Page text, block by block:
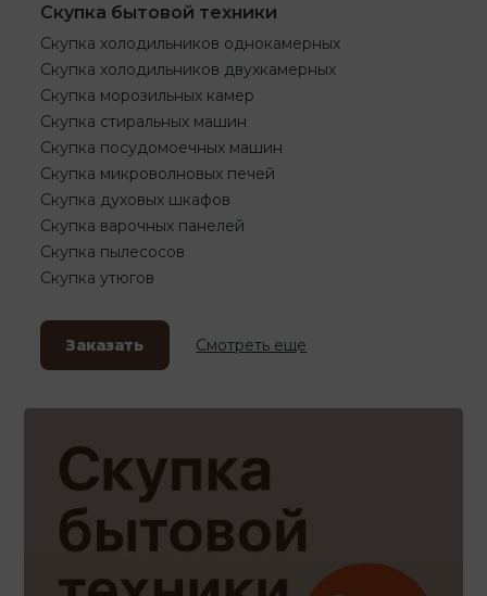
Скупка бытовой техники
Скупка холодильников однокамерных
Скупка холодильников двухкамерных
Скупка морозильных камер
Скупка стиральных машин
Скупка посудомоечных машин
Скупка микроволновых печей
Скупка духовых шкафов
Скупка варочных панелей
Скупка пылесосов
Скупка утюгов
Заказать Смотреть еще